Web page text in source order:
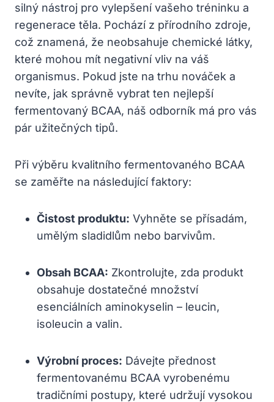
silný nástroj pro vylepšení vašeho tréninku a
regenerace těla. Pochází z přírodního zdroje,
což znamená, že neobsahuje chemické látky,
které mohou mít negativní vliv na váš
organismus. Pokud jste na trhu nováček a
nevíte, jak správně vybrat ten nejlepší
fermentovaný BCAA, náš odborník má pro vás
pár užitečných tipů.
Při výběru kvalitního fermentovaného BCAA
se zaměřte na následující faktory:
Čistost produktu: Vyhněte se přísadám,
umělým sladidlům nebo barvivům.
Obsah BCAA: Zkontrolujte, zda produkt
obsahuje dostatečné množství
esenciálních aminokyselin – leucin,
isoleucin a valin.
Výrobní proces: Dávejte přednost
fermentovanému BCAA vyrobenému
tradičními postupy, které udržují vysokou